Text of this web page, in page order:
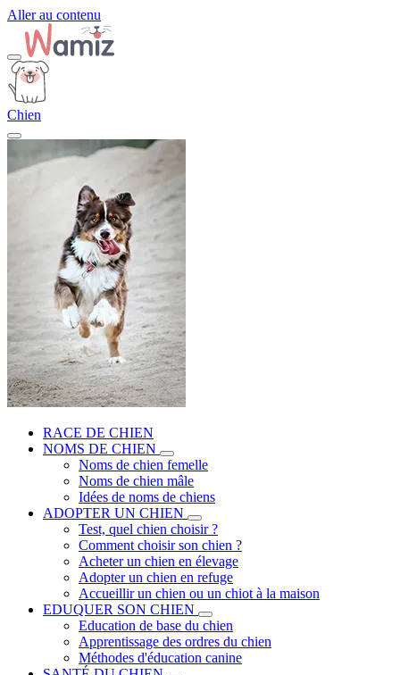
Aller au contenu
Chien
RACE DE CHIEN
NOMS DE CHIEN
Noms de chien femelle
Noms de chien mâle
Idées de noms de chiens
ADOPTER UN CHIEN
Test, quel chien choisir ?
Comment choisir son chien ?
Acheter un chien en élevage
Adopter un chien en refuge
Accueillir un chien ou un chiot à la maison
EDUQUER SON CHIEN
Education de base du chien
Apprentissage des ordres du chien
Méthodes d'éducation canine